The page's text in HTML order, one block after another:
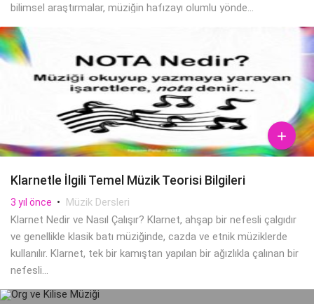
bilimsel araştırmalar, müziğin hafızayı olumlu yönde...

Klarnetle İlgili Temel Müzik Teorisi Bilgileri
3 yıl önce • Müzik Dersleri
Klarnet Nedir ve Nasıl Çalışır? Klarnet, ahşap bir nefesli çalgıdır
ve genellikle klasik batı müziğinde, cazda ve etnik müziklerde
kullanılır. Klarnet, tek bir kamıştan yapılan bir ağızlıkla çalınan bir
nefesli...